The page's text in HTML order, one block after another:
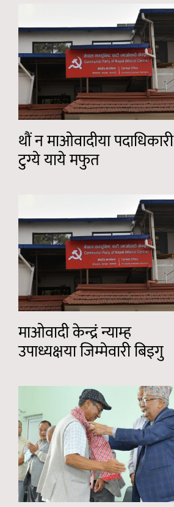
थौं न माओवादीया पदाधिकारी
टुग्ये याये मफुत
माओवादी केन्द्रं न्याम्ह
उपाध्यक्षया जिम्मेवारी बिइगु